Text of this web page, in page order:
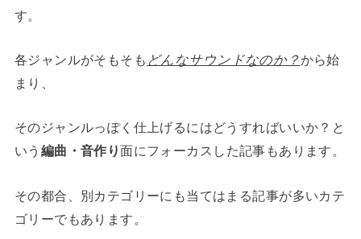
す。
各ジャンルがそもそも どんなサウンドなのか？から始
まり、
そのジャンルっぽく仕上げるにはどうすればいいか？と
いう 編曲・音作り面にフォーカスした記事もあります。
その都合、別カテゴリーにも当てはまる記事が多いカテ
ゴリーでもあります。